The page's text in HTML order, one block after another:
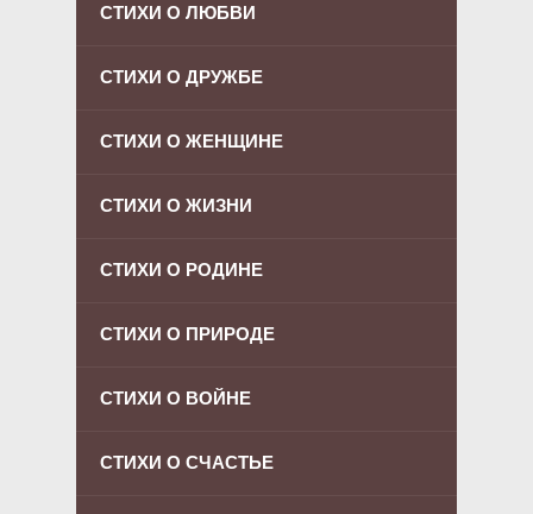
СТИХИ О ЛЮБВИ
СТИХИ О ДРУЖБЕ
СТИХИ О ЖЕНЩИНЕ
СТИХИ О ЖИЗНИ
СТИХИ О РОДИНЕ
СТИХИ О ПРИРОДЕ
СТИХИ О ВОЙНЕ
СТИХИ О СЧАСТЬЕ